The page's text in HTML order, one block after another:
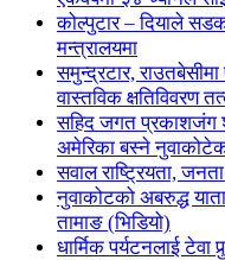
कोल्पुटार – दियाले
मन्त्रालयमा
समुन्द्रटार,
वास्तविक क्षतिविवरण
सहिद जगत प्रकाशजंग
अमेरिका बस्ने
सवाल राष्ट्रियता,
नुवाकोटको अबरुद्ध
तामाङ (भिडियो)
धार्मिक पर्यटनलाई टेवा